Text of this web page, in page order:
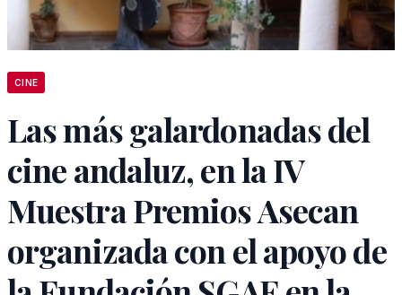
CINE
Las más galardonadas del
cine andaluz, en la IV
Muestra Premios Asecan
organizada con el apoyo de